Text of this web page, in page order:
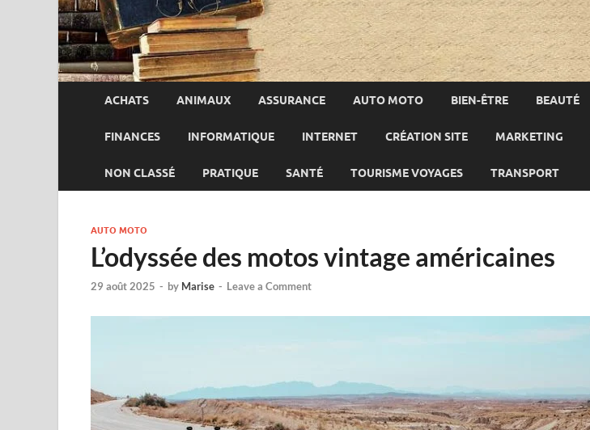
ACHATS ANIMAUX ASSURANCE AUTO MOTO BIEN-ÊTRE BEAUTÉ
FINANCES INFORMATIQUE INTERNET CRÉATION SITE MARKETING
NON CLASSÉ PRATIQUE SANTÉ TOURISME VOYAGES TRANSPORT
AUTO MOTO
L’odyssée des motos vintage américaines
29 août 2025 - by Marise - Leave a Comment